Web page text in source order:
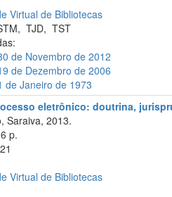
Virtual de Bibliotecas
,TJD,TST
de Novembro de 2012
de Dezembro de 2006
de Janeiro de 1973
eletrônico: doutrina,
Saraiva, 2013.
p.
Virtual de Bibliotecas